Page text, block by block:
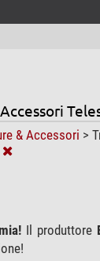
Accessori
& Accessori >
Il produttore